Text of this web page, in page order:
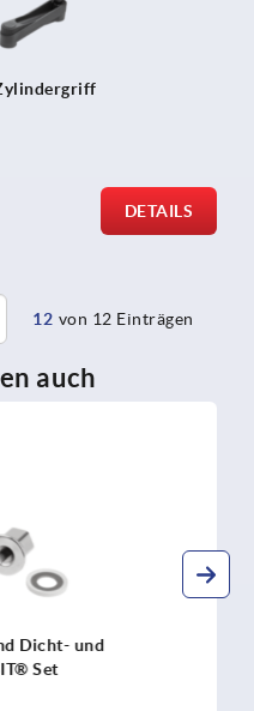
DETAILS
12 von 12 Einträgen
auch
mit niedrigem Kopf für
USIT®